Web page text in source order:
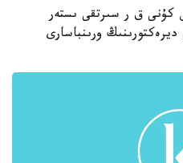
- 21 - قازان كۇنى ق ر سىرتقى ىستەر
ديرەكتورىنىڭ ورىنباسارى